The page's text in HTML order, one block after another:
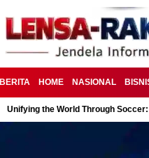
BERITA HOME NASIONAL
Unifying the World Through